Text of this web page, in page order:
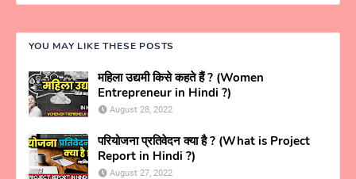
YOU MAY LIKE THESE POSTS
महिला उद्यमी किसे कहते हैं ? (Women
Entrepreneur in Hindi ?)
August 28, 2022
परियोजना प्रतिवेदन क्या है ? (What is Project
Report in Hindi ?)
August 27, 2022